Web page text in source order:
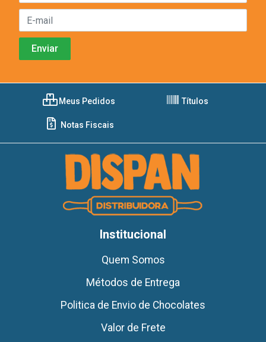
Meus Pedidos Títulos
Notas Fiscais
Institucional
Quem Somos
Métodos de Entrega
Politica de Envio de Chocolates
Valor de Frete